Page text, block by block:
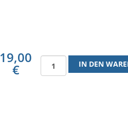
19,00
€